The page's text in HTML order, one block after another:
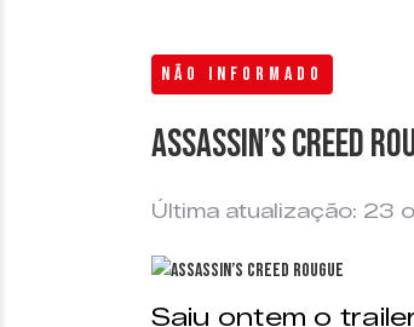
NÃO INFORMADO
Assassin’s Creed
Última atualização: 23
Saiu ontem o